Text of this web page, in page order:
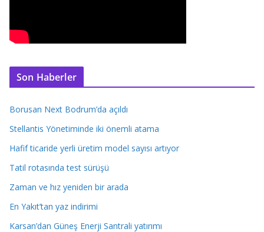
Son Haberler
Borusan Next Bodrum’da açıldı
Stellantis Yönetiminde iki önemli atama
Hafif ticaride yerli üretim model sayısı artıyor
Tatil rotasında test sürüşü
Zaman ve hız yeniden bir arada
En Yakıt’tan yaz indirimi
Karsan’dan Güneş Enerji Santrali yatırımı